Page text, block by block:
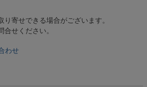
寄せできる場合がございます。
せください。
わせ